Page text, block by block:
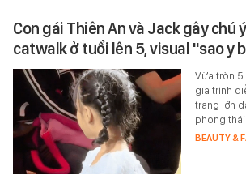
Con gái Thiên An và Jack gây chú
catwalk ở tuổi lên 5, visual "sao y
Vừa tròn 5
gia trình
trang lớn
phong thái
BEAUTY &